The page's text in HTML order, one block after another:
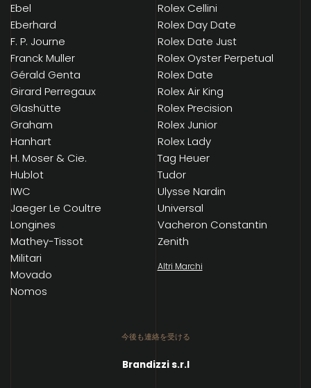
Ebel
Eberhard
F. P. Journe
Franck Muller
Gérald Genta
Girard Perregaux
Glashütte
Graham
Hanhart
H. Moser & Cie.
Hublot
IWC
Jaeger Le Coultre
Longines
Mathey-Tissot
Militari
Movado
Nomos
Rolex Cellini
Rolex Day Date
Rolex Date Just
Rolex Oyster Perpetual
Rolex Date
Rolex Air King
Rolex Precision
Rolex Junior
Rolex Lady
Tag Heuer
Tudor
Ulysse Nardin
Universal
Vacheron Constantin
Zenith
Altri Marchi
今後も連絡を受ける
Brandizzi s.r.l